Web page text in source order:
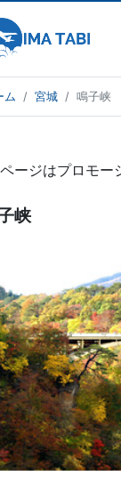
ム 宮城 鳴子峡
ージはプロモー
峡